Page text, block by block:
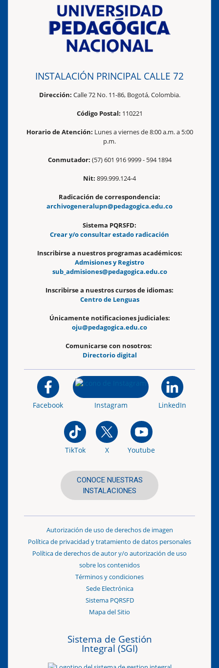
INSTALACIÓN PRINCIPAL CALLE 72
Dirección: Calle 72 No. 11-86, Bogotá, Colombia.
Código Postal: 110221
Horario de Atención: Lunes a viernes de 8:00 a.m. a 5:00
p.m.
Conmutador: (57) 601 916 9999 - 594 1894
Nit: 899.999.124-4
Radicación de correspondencia:
archivogeneralupn@pedagogica.edu.co
Sistema PQRSFD:
Crear y/o consultar estado radicación
Inscribirse a nuestros programas académicos:
Admisiones y Registro
sub_admisiones@pedagogica.edu.co
Inscribirse a nuestros cursos de idiomas:
Centro de Lenguas
Únicamente notificaciones judiciales:
oju@pedagogica.edu.co
Comunicarse con nosotros:
Directorio digital
Facebook Instagram LinkedIn
TikTok X Youtube
CONOCE NUESTRAS
INSTALACIONES
Autorización de uso de derechos de imagen
Política de privacidad y tratamiento de datos personales
Política de derechos de autor y/o autorización de uso
sobre los contenidos
Términos y condiciones
Sede Electrónica
Sistema PQRSFD
Mapa del Sitio
Sistema de Gestión
Integral (SGI)